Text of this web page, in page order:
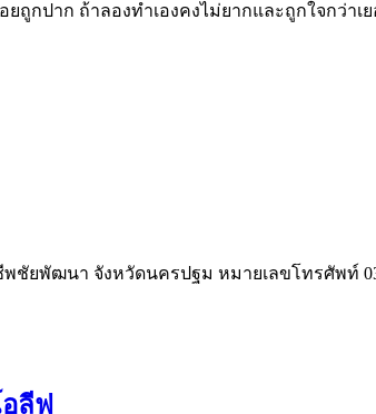
กปาก ถ้าลองทำเองคงไม่ยากและถูกใจกว่า
ยพัฒนา จังหวัดนครปฐม หมายเลขโทรศัพท์
ลีฟ